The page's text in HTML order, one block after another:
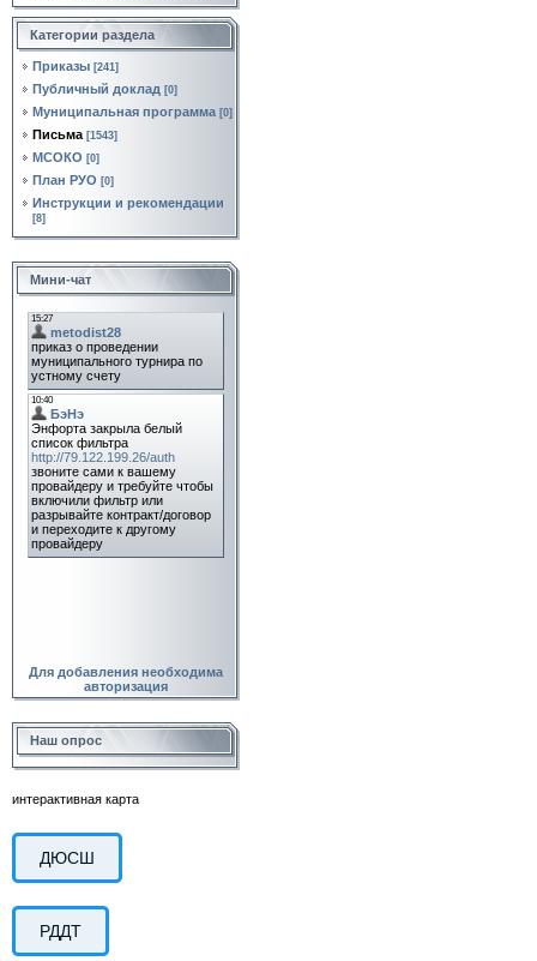
Категории раздела
Приказы [241]
Публичный доклад [0]
Муниципальная программа [0]
Письма [1543]
МСОКО [0]
План РУО [0]
Инструкции и рекомендации
[8]
Мини-чат
Для добавления необходима
авторизация
Наш опрос
интерактивная карта
ДЮСШ
РДДТ